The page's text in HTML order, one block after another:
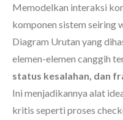
Memodelkan interaksi
komponen sistem seiring
Diagram Urutan yang
elemen-elemen canggih
status kesalahan, dan
Ini menjadikannya alat
kritis seperti proses